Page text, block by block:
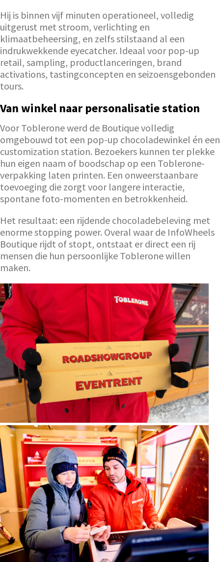
Hij is binnen vijf minuten operationeel, volledig
uitgerust met stroom, verlichting en
klimaatbeheersing, en zelfs stilstaand al een
indrukwekkende eyecatcher. Ideaal voor pop-up
retail, sampling, productlanceringen, brand
activations, tastingconcepten en seizoensgebonden
tours.
Van winkel naar personalisatie station
Voor Toblerone werd de Boutique volledig
omgebouwd tot een pop-up chocoladewinkel én een
customization station. Bezoekers kunnen ter plekke
hun eigen naam of boodschap op een Toblerone-
verpakking laten printen. Een onweerstaanbare
toevoeging die zorgt voor langere interactie,
spontane foto-momenten en betrokkenheid.
Het resultaat: een rijdende chocoladebeleving met
enorme stopping power. Overal waar de InfoWheels
Boutique rijdt of stopt, ontstaat er direct een rij
mensen die hun persoonlijke Toblerone willen
maken.